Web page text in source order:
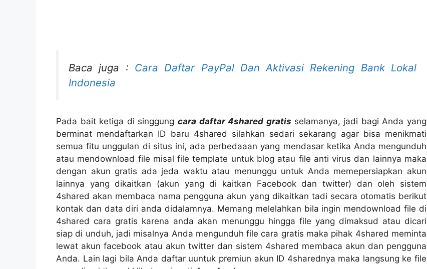
Baca juga : Cara Daftar PayPal Dan Aktivasi Rekening Bank Lokal
Indonesia
Pada bait ketiga di singgungcara daftar 4shared gratis selamanya, jadi bagi Anda yang
berminat mendaftarkan ID baru 4shared silahkan sedari sekarang agar bisa menikmati
semua fitu unggulan di situs ini, ada perbedaaan yang mendasar ketika Anda mengunduh
atau mendownload file misal file template untuk blog atau file anti virus dan lainnya maka
dengan akun gratis ada jeda waktu atau menunggu untuk Anda memepersiapkan akun
lainnya yang dikaitkan (akun yang di kaitkan Facebook dan twitter) dan oleh sistem
4shared akan membaca nama pengguna akun yang dikaitkan tadi secara otomatis berikut
kontak dan data diri anda didalamnya. Memang melelahkan bila ingin mendownload file di
4shared cara gratis karena anda akan menunggu hingga file yang dimaksud atau dicari
siap di unduh, jadi misalnya Anda mengunduh file cara gratis maka pihak 4shared meminta
lewat akun facebook atau akun twitter dan sistem 4shared membaca akun dan pengguna
Anda. Lain lagi bila Anda daftar uuntuk premiun akun ID 4sharednya maka langsung ke file